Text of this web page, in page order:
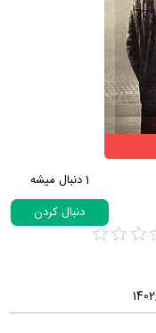
1دنبال میشه
دنبال کردن